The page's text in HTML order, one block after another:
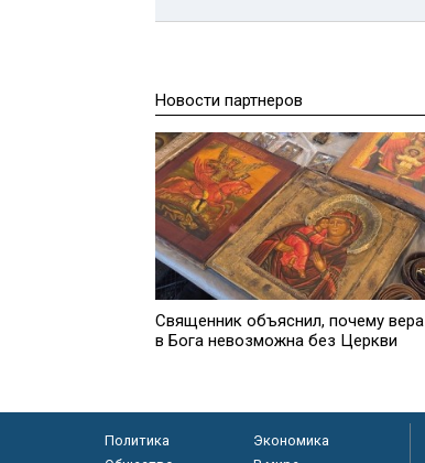
Новости партнеров
Священник объяснил, почему вера
в Бога невозможна без Церкви
Политика
Экономика